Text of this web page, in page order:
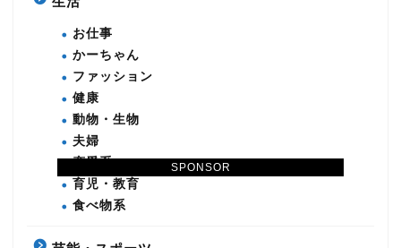
SPONSOR
お仕事
かーちゃん
ファッション
健康
動物・生物
夫婦
恋愛系
育児・教育
食べ物系